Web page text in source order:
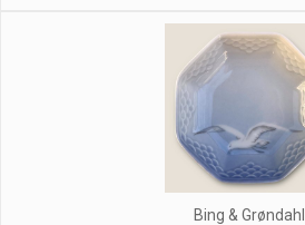
Bing & Grøndahl